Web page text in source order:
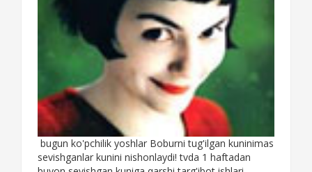
bugun ko'pchilik yoshlar Boburni tug'ilgan kuninimas
sevishganlar kunini nishonlaydi! tvda 1 haftadan